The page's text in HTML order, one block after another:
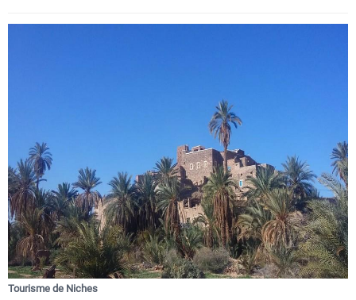
Tourisme de Niches